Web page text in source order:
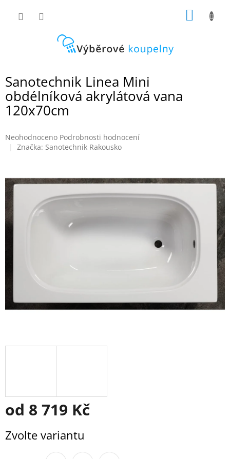
Sanotechnik Linea Mini
obdélníková akrylátová vana
120x70cm
Průměrné
hodnocení
0,0
5
hvězdiček.
Neohodnoceno Podrobnosti hodnocení
Značka: Sanotechnik Rakousko
od 8 719 Kč
cena:
Zvolte variantu